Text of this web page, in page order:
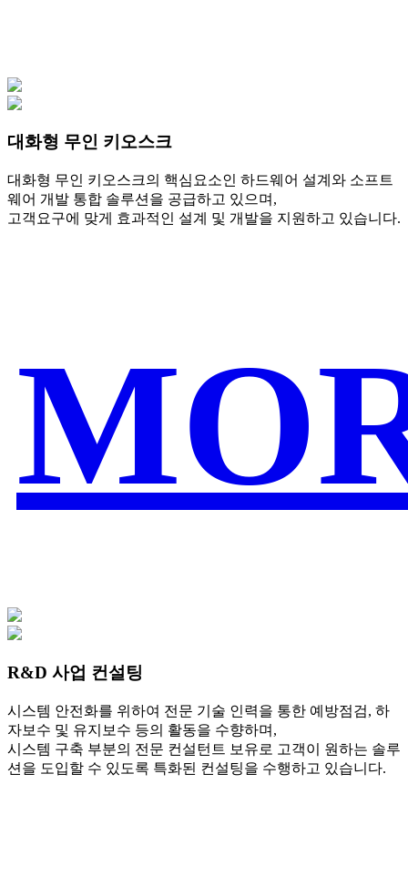
대화형 무인 키오스크
대화형 무인 키오스크의 핵심요소인 하드웨어 설계와 소프트
웨어 개발 통합 솔루션을 공급하고 있으며,
고객요구에 맞게 효과적인 설계 및 개발을 지원하고 있습니다.
R&D 사업 컨설팅
시스템 안전화를 위하여 전문 기술 인력을 통한 예방점검, 하
자보수 및 유지보수 등의 활동을 수향하며,
시스템 구축 부분의 전문 컨설턴트 보유로 고객이 원하는 솔루
션을 도입할 수 있도록 특화된 컨설팅을 수행하고 있습니다.